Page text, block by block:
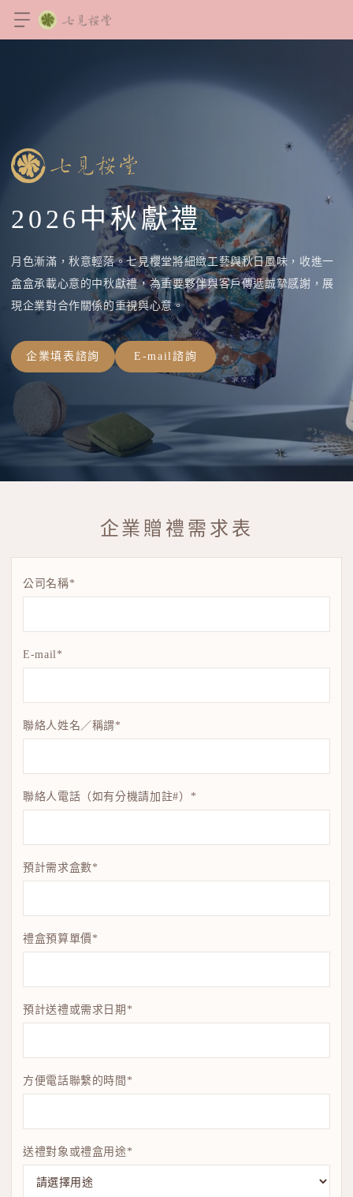
2026中秋獻禮
月色漸滿，秋意輕落。七見櫻堂將細緻工藝與秋日風味，收進一
盒盒承載心意的中秋獻禮，為重要夥伴與客戶傳遞誠摯感謝，展
現企業對合作關係的重視與心意。
企業填表諮詢 E-mail諮詢
企業贈禮需求表
公司名稱*
E-mail*
聯絡人姓名／稱謂*
聯絡人電話（如有分機請加註#）*
預計需求盒數*
禮盒預算單價*
預計送禮或需求日期*
方便電話聯繫的時間*
送禮對象或禮盒用途*